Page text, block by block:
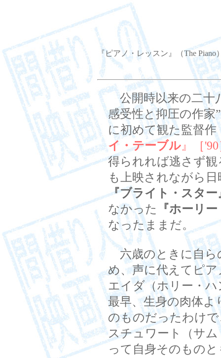
『ピアノ・レッスン』（The Piano
公開時以来の二十
感受性と抑圧の作家
に初めて観た監督作
イ・テーブル 』［
得られれば逃さず
も上映されながら
『ブライト・スター
なかった
『ホーリ
なったままだ。
六歳のときに自ら
め、声に代えてピ
エイダ（ホリー・
最早、生身の肉体
のものだったわけ
スチュワート（サ
って自身そのもの